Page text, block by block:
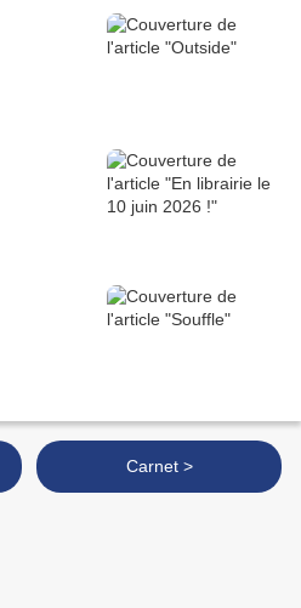
Carnet >